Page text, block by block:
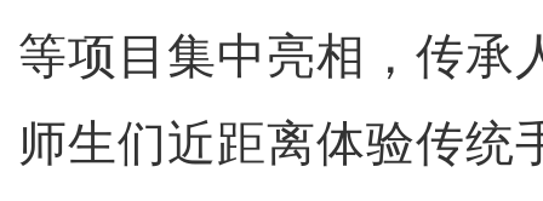
等项目集中亮相，传承
师生们近距离体验传统